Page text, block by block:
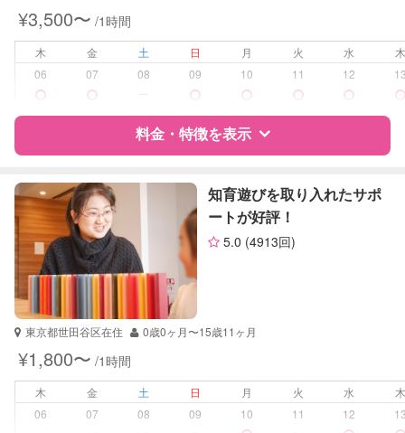
学校/塾の補習・宿題
対応科目
国語
英語
¥3,500〜 /1時間
木 金 土 日 月 火 水
06
07 08 09 10 11 12
料金・特徴を表示
特徴 料金 レビュー
サポートの特徴
資格 自治体届出済ベビーシッター
受験対策 小学校受験
学校/塾の補習・宿題
対応科目
国語
知育遊びを取り入れたサポ
ートが好評！
5.0 (4913回)
東京都世田谷区在住 0歳0ヶ月〜15歳11ヶ月
¥1,800〜 /1時間
木 金 土 日 月 火 水
06
07 08 09 10 11 12